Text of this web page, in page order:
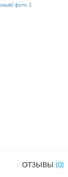
ОТЗЫВЫ (0)